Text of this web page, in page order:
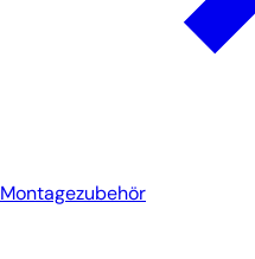
Montagezubehör